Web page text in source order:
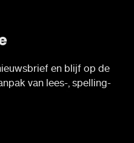
en blijf op de
van lees-, spelling-